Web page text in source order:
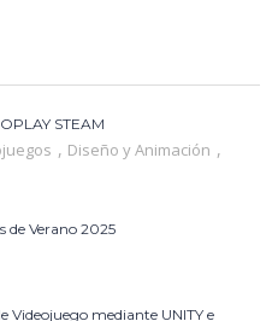
STEAM
, Diseño y Animación ,
de Verano 2025
Videojuego mediante UNITY e